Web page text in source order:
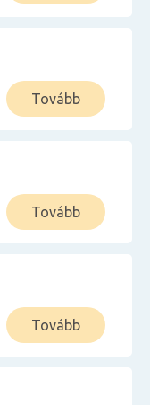
Tovább
Tovább
Tovább